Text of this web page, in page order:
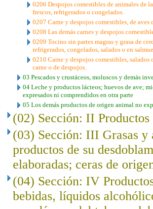
0206 Despojos comestibles de animales de
frescos, refrigerados o congelados.
0207 Carne y despojos comestibles, de
0208 Las demás carnes y despojos
0209 Tocino sin partes magras y grasa de
refrigerados, congelados, salados o en
0210 Carne y despojos comestibles,
carne o de despojos.
03 Pescados y crustáceos, moluscos y demás
04 Leche y productos lácteos; huevos de ave;
expresados ni comprendidos en otra parte
05 Los demás productos de origen animal no
(02) Sección: II
(03) Sección: III Grasas y
productos de su
elaboradas; ceras de
(04) Sección: IV
bebidas, líquidos